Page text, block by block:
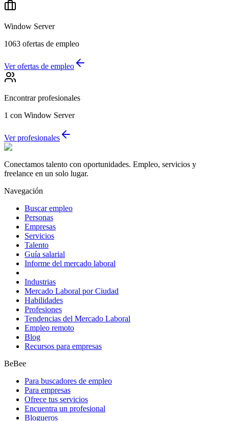
Window Server
1063 ofertas de empleo
Ver ofertas de empleo
Encontrar profesionales
1 con Window Server
Ver profesionales
Conectamos talento con oportunidades. Empleo, servicios y
freelance en un solo lugar.
Navegación
Buscar empleo
Personas
Empresas
Servicios
Talento
Guía salarial
Informe del mercado laboral
Industrias
Mercado Laboral por Ciudad
Habilidades
Profesiones
Tendencias del Mercado Laboral
Empleo remoto
Blog
Recursos para empresas
BeBee
Para buscadores de empleo
Para empresas
Ofrece tus servicios
Encuentra un profesional
Blogueros